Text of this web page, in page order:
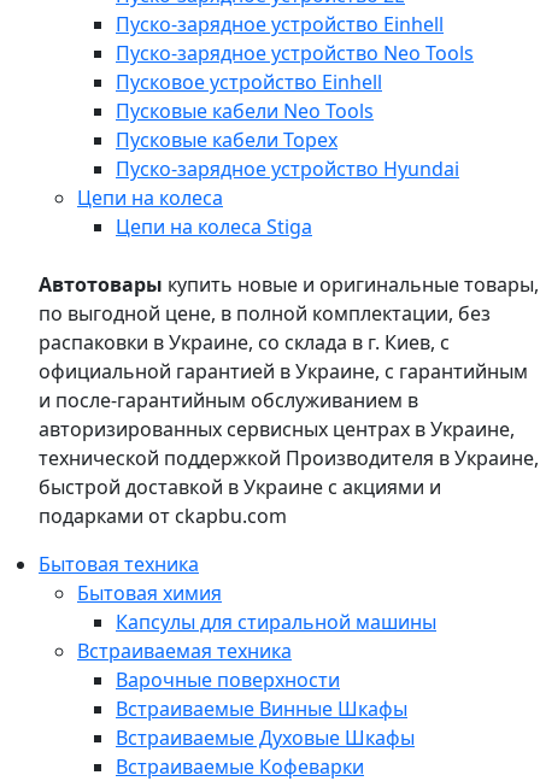
Пуско-зарядное устройство Einhell
Пуско-зарядное устройство Neo Tools
Пусковое устройство Einhell
Пусковые кабели Neo Tools
Пусковые кабели Topex
Пуско-зарядное устройство Hyundai
Цепи на колеса
Цепи на колеса Stiga
Автотовары купить новые и оригинальные товары,
по выгодной цене, в полной комплектации, без
распаковки в Украине, со склада в г. Киев, с
официальной гарантией в Украине, с гарантийным
и после-гарантийным обслуживанием в
авторизированных сервисных центрах в Украине,
технической поддержкой Производителя в Украине,
быстрой доставкой в Украине с акциями и
подарками от ckapbu.com
Бытовая техника
Бытовая химия
Капсулы для стиральной машины
Встраиваемая техника
Варочные поверхности
Встраиваемые Винные Шкафы
Встраиваемые Духовые Шкафы
Встраиваемые Кофеварки